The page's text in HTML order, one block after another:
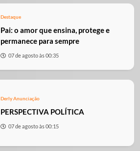
Destaque
Pai: o amor que ensina, protege e
permanece para sempre
07 de agosto às 00:35
Derly Anunciação
PERSPECTIVA POLÍTICA
07 de agosto às 00:15